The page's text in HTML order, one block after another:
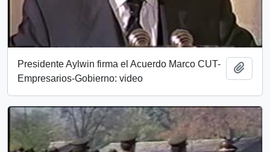
Presidente Aylwin firma el Acuerdo Marco CUT-
Empresarios-Gobierno: video